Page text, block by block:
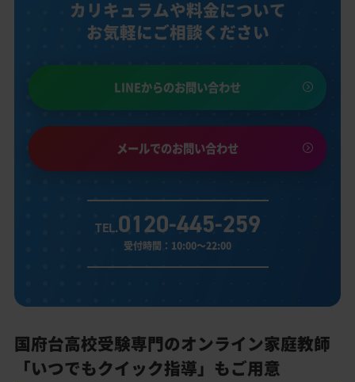
カリキュラムや料金について
お気軽にご相談ください
LINEからのお問い合わせ
メールでのお問い合わせ
TEL.0120-445-259
受付時間：10:00～22:00
国府台高校受験専門のオンライン家庭教師
「いつでもクイック指導」もご用意